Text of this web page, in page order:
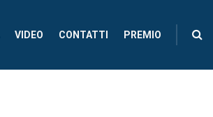
VIDEO CONTATTI PREMIO